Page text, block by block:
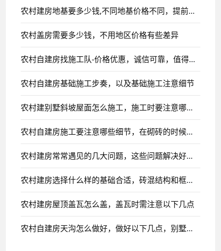
农村建房地基要多少钱,不同地基价格不同，提前了解早做规划
农村盖房需要多少钱，不用地区价格有些差异
农村自建房找施工队-价格优惠，诚信可靠，值得信赖
农村自建房基础施工步奏，以及基础施工注意细节
农村建别墅斜坡屋面怎么施工，施工时要注意哪些事项
农村自建房施工要注意哪些细节，在砌砖的时候一定要注意
农村建房常常遇见的几大问题，这些问题解决好，建房轻松很多
农村建房选择什么样的基础合适，砖混结构和框架结构各选择什么基础
农村建房屋顶盖瓦怎么盖，盖瓦时需注意以下几点
农村自建房天沟怎么做好，做好以下几点，别墅不再漏水